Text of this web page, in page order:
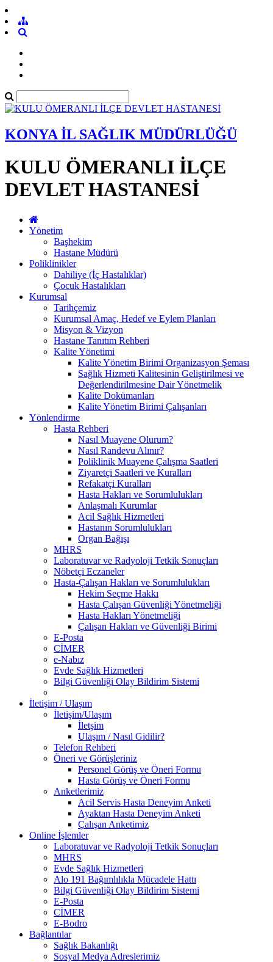
KONYA İL SAĞLIK MÜDÜRLÜĞÜ
KULU ÖMERANLI İLÇE
DEVLET HASTANESİ
Yönetim
Başhekim
Hastane Müdürü
Poliklinikler
Dahiliye (İç Hastalıklar)
Çocuk Hastalıkları
Kurumsal
Tarihçemiz
Kurumsal Amaç, Hedef ve Eylem Planları
Misyon & Vizyon
Hastane Tanıtım Rehberi
Kalite Yönetimi
Kalite Yönetim Birimi Organizasyon Şeması
Sağlık Hizmeti Kalitesinin Geliştirilmesi ve
Değerlendirilmesine Dair Yönetmelik
Kalite Dokümanları
Kalite Yönetim Birimi Çalışanları
Yönlendirme
Hasta Rehberi
Nasıl Muayene Olurum?
Nasıl Randevu Alınır?
Poliklinik Muayene Çalışma Saatleri
Ziyaretçi Saatleri ve Kuralları
Refakatçi Kuralları
Hasta Hakları ve Sorumlulukları
Anlaşmalı Kurumlar
Acil Sağlık Hizmetleri
Hastanın Sorumlulukları
Organ Bağışı
MHRS
Laboratuvar ve Radyoloji Tetkik Sonuçları
Nöbetçi Eczaneler
Hasta-Çalışan Hakları ve Sorumlulukları
Hekim Seçme Hakkı
Hasta Çalışan Güvenliği Yönetmeliği
Hasta Hakları Yönetmeliği
Çalışan Hakları ve Güvenliği Birimi
E-Posta
CİMER
e-Nabız
Evde Sağlık Hizmetleri
Bilgi Güvenliği Olay Bildirim Sistemi
İletişim / Ulaşım
İletişim/Ulaşım
İletşim
Ulaşım / Nasıl Gidilir?
Telefon Rehberi
Öneri ve Görüşleriniz
Personel Görüş ve Öneri Formu
Hasta Görüş ve Öneri Formu
Anketlerimiz
Acil Servis Hasta Deneyim Anketi
Ayaktan Hasta Deneyim Anketi
Çalışan Anketimiz
Online İşlemler
Laboratuvar ve Radyoloji Tetkik Sonuçları
MHRS
Evde Sağlık Hizmetleri
Alo 191 Bağımlılıkla Mücadele Hattı
Bilgi Güvenliği Olay Bildirim Sistemi
E-Posta
CİMER
E-Bodro
Bağlantılar
Sağlık Bakanlığı
Sosyal Medya Adreslerimiz